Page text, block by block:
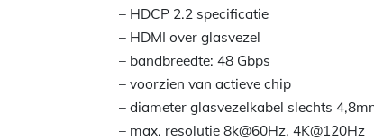
– HDCP 2.2 specificatie
– HDMI over glasvezel
– bandbreedte: 48 Gbps
– voorzien van actieve chip
– diameter glasvezelkabel slechts
– max. resolutie 8k@60Hz, 4K@120Hz